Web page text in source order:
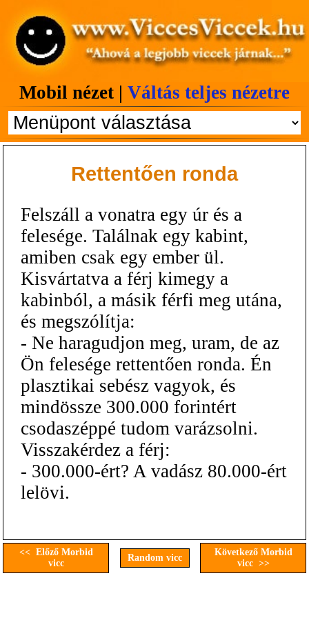
Mobil nézet | Váltás teljes nézetre
Rettentően ronda
Felszáll a vonatra egy úr és a
felesége. Találnak egy kabint,
amiben csak egy ember ül.
Kisvártatva a férj kimegy a
kabinból, a másik férfi meg utána,
és megszólítja:
- Ne haragudjon meg, uram, de az
Ön felesége rettentően ronda. Én
plasztikai sebész vagyok, és
mindössze 300.000 forintért
csodaszéppé tudom varázsolni.
Visszakérdez a férj:
- 300.000-ért? A vadász 80.000-ért
lelövi.
<< Előző Morbid
vicc
Random vicc
Következő Morbid
vicc >>